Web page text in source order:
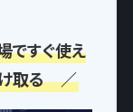
ですぐ使え
け取る ／